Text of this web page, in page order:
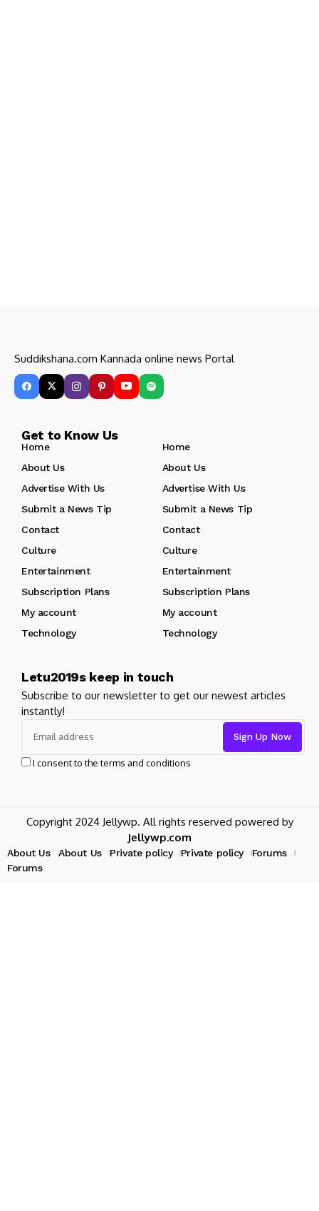
Suddikshana.com Kannada online news Portal
Get to Know Us
Home
Home
About Us
About Us
Advertise With Us
Advertise With Us
Submit a News Tip
Submit a News Tip
Contact
Contact
Culture
Culture
Entertainment
Entertainment
Subscription Plans
Subscription Plans
My account
My account
Technology
Technology
Letu2019s keep in touch
Subscribe to our newsletter to get our newest articles
instantly!
I consent to the terms and conditions
Copyright 2024 Jellywp. All rights reserved powered by
Jellywp.com
About Us About Us Private policy Private policy
Forums
Forums